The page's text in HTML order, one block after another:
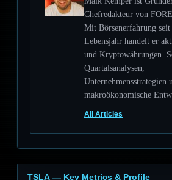
Chefredakteur von
Mit Börsenerfahrung seit
Lebensjahr handelt er
und Kryptowährungen.
Quartalsanalysen,
Unternehmensstrategien
makroökonomische
All Articles
TSLA — Key Metrics & Profile